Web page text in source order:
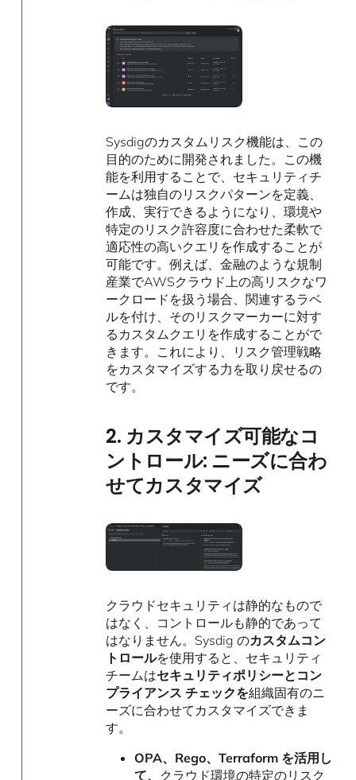
Sysdigのカスタムリスク機能は、この
目的のために開発されました。この機
能を利用することで、セキュリティチ
ームは独自のリスクパターンを定義、
作成、実行できるようになり、環境や
特定のリスク許容度に合わせた柔軟で
適応性の高いクエリを作成することが
可能です。例えば、金融のような規制
産業でAWSクラウド上の高リスクなワ
ークロードを扱う場合、関連するラベ
ルを付け、そのリスクマーカーに対す
るカスタムクエリを作成することがで
きます。これにより、リスク管理戦略
をカスタマイズする力を取り戻せるの
です。
2. カスタマイズ可能なコ
ントロール: ニーズに合わ
せてカスタマイズ
クラウドセキュリティは静的なもので
はなく、コントロールも静的であって
はなりません。Sysdig のカスタムコン
トロールを使用すると、セキュリティ
チームはセキュリティポリシーとコン
プライアンス チェックを組織固有のニ
ーズに合わせてカスタマイズできま
す。
OPA、Rego、Terraform を活用し
て、
クラウド環境の特定のリスク